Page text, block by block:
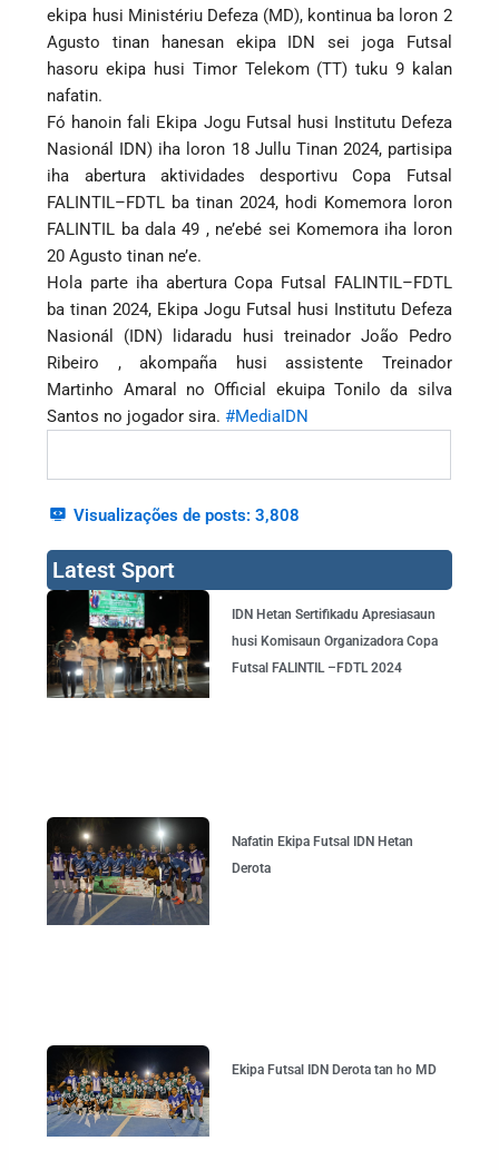
ekipa husi Ministériu Defeza (MD), kontinua ba loron 2
Agusto tinan hanesan ekipa IDN sei joga Futsal
hasoru ekipa husi Timor Telekom (TT) tuku 9 kalan
nafatin.
Fó hanoin fali Ekipa Jogu Futsal husi Institutu Defeza
Nasionál IDN) iha loron 18 Jullu Tinan 2024, partisipa
iha abertura aktividades desportivu Copa Futsal
FALINTIL–FDTL ba tinan 2024, hodi Komemora loron
FALINTIL ba dala 49 , ne’ebé sei Komemora iha loron
20 Agusto tinan ne’e.
Hola parte iha abertura Copa Futsal FALINTIL–FDTL
ba tinan 2024, Ekipa Jogu Futsal husi Institutu Defeza
Nasionál (IDN) lidaradu husi treinador João Pedro
Ribeiro , akompaña husi assistente Treinador
Martinho Amaral no Official ekuipa Tonilo da silva
Santos no jogador sira.#MediaIDN
Visualizações de posts: 3,808
Latest Sport
IDN Hetan Sertifikadu Apresiasaun
husi Komisaun Organizadora Copa
Futsal FALINTIL –FDTL 2024
Nafatin Ekipa Futsal IDN Hetan
Derota
Ekipa Futsal IDN Derota tan ho MD